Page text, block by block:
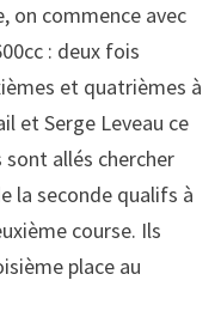
on commence avec
: deux fois
et quatrièmes à
et Serge Leveau ce
allés chercher
la seconde qualifs à
course. Ils
place au